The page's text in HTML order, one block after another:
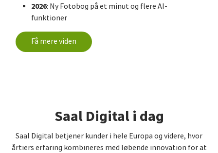
2026: Ny Fotobog på et minut og flere AI-
funktioner
Få mere viden
Saal Digital i dag
Saal Digital betjener kunder i hele Europa og videre, hvor
årtiers erfaring kombineres med løbende innovation for at